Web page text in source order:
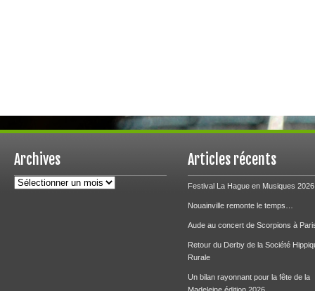
Archives
Archives
Articles récents
Festival La Hague en Musiques 2026
Nouainville remonte le temps…
Aude au concert de Scorpions à
Retour du Derby de la Société
Rurale
Un bilan rayonnant pour la fête de la